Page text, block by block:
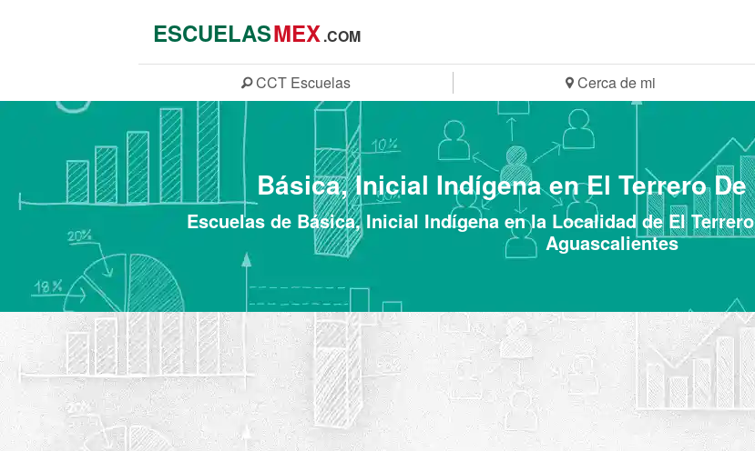
ESCUELASMEX.COM
CCT Escuelas Cerca de mi
Básica, Inicial Indígena en El Terrero
Escuelas de Básica, Inicial Indígena en la Localidad de El
Aguascalientes